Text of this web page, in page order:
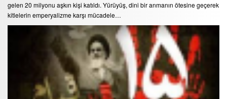
gelen 20 milyonu aşkın kişi katıldı. Yürüyüş, dini bir anmanın ötesine geçerek
kitlelerin emperyalizme karşı mücadele…